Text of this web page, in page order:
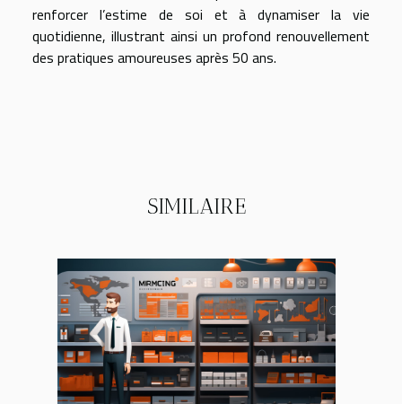
renforcer l’estime de soi et à dynamiser la vie
quotidienne, illustrant ainsi un profond renouvellement
des pratiques amoureuses après 50 ans.
SIMILAIRE